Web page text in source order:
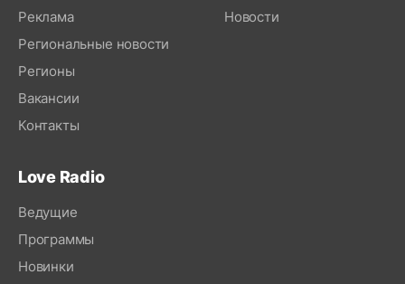
Реклама
Региональные новости
Регионы
Вакансии
Контакты
Новости
Love Radio
Ведущие
Программы
Новинки